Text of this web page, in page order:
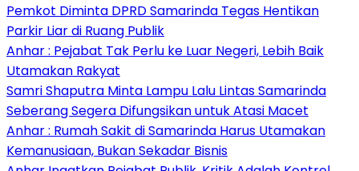
Pemkot Diminta DPRD Samarinda Tegas Hentikan
Parkir Liar di Ruang Publik
Anhar : Pejabat Tak Perlu ke Luar Negeri, Lebih Baik
Utamakan Rakyat
Samri Shaputra Minta Lampu Lalu Lintas Samarinda
Seberang Segera Difungsikan untuk Atasi Macet
Anhar : Rumah Sakit di Samarinda Harus Utamakan
Kemanusiaan, Bukan Sekadar Bisnis